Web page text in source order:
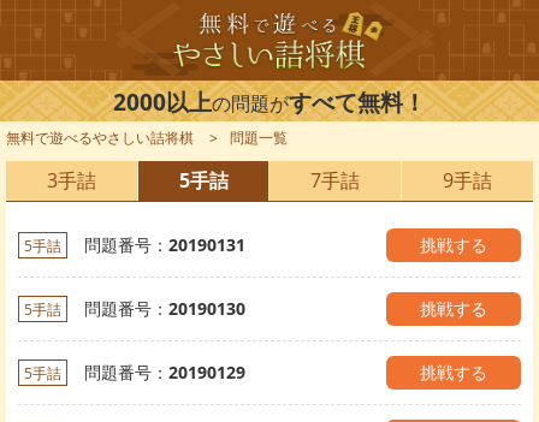
2000以上の問題がすべて無料！
無料で遊べるやさしい詰将棋 問題一覧
3手詰 5手詰 7手詰 9手詰
5手詰 問題番号： 20190131 挑戦する
5手詰 問題番号： 20190130 挑戦する
5手詰 問題番号： 20190129 挑戦する